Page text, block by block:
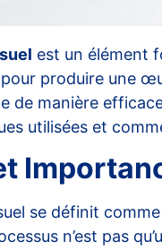
est un élément
pour produire une
de manière
utilisées et
se définit comme
n’est pas